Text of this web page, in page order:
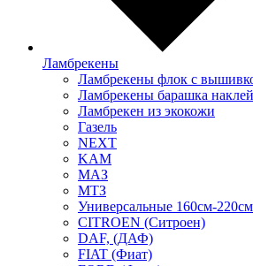
Ламбрекены
Ламбрекены флок с
Ламбрекены барашка
Ламбрекен из экокожи
Газель
NEXT
KAM
МАЗ
МТЗ
Универсальные 160см-220см
CITROEN (Ситроен)
DAF, (ДАФ)
FIAT (Фиат)